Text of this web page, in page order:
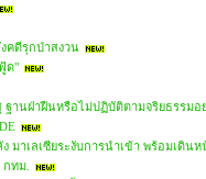
คดีรุกป่าสงวน
ด"
นฝ่าฝืนหรือไม่ปฏิบัติตามจริยธรรมอย่
มาเลเซียระงับการนำเข้า พร้อมเดินห
ทม.